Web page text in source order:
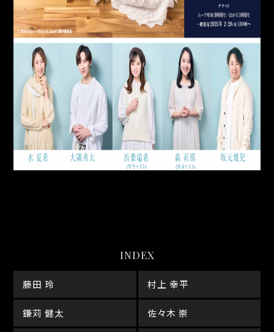
INDEX
藤田 玲 村上 幸平
鎌苅 健太 佐々木 崇